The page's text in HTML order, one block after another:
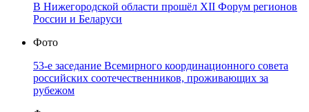
В Нижегородской области прошёл XII Форум регионов
России и Беларуси
Фото
53-е заседание Всемирного координационного совета
российских соотечественников, проживающих за
рубежом